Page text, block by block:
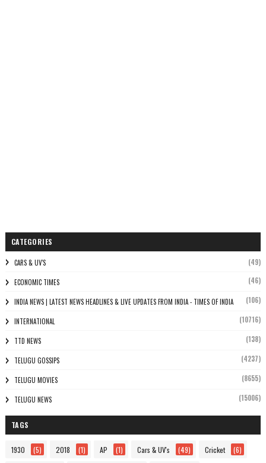
CATEGORIES
CARS & UV'S (49)
ECONOMIC TIMES (46)
INDIA NEWS | LATEST NEWS HEADLINES & LIVE UPDATES FROM INDIA - TIMES OF INDIA (106)
INTERNATIONAL (10716)
TTD NEWS (138)
TELUGU GOSSIPS (4237)
TELUGU MOVIES (8655)
TELUGU NEWS (15006)
TAGS
1930 (5) 2018 (1) AP (1) Cars & UV's (49) Cricket (6)